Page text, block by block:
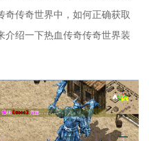
传奇世界中，如何正确获取
介绍一下热血传奇传奇世界装